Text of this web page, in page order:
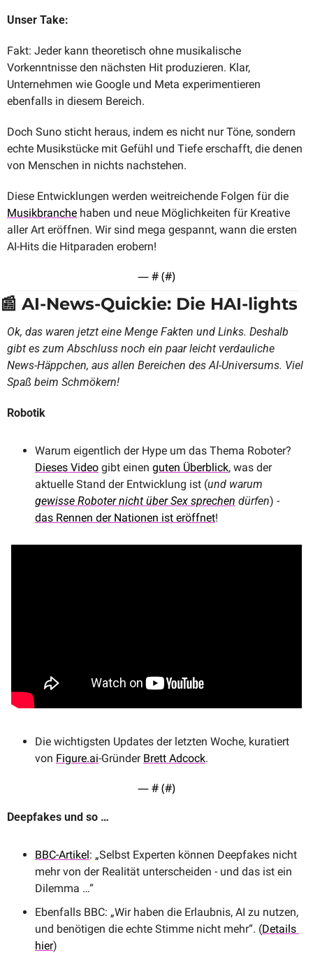
Unser Take:
Fakt: Jeder kann theoretisch ohne musikalische
Vorkenntnisse den nächsten Hit produzieren. Klar,
Unternehmen wie Google und Meta experimentieren
ebenfalls in diesem Bereich.
Doch Suno sticht heraus, indem es nicht nur Töne, sondern
echte Musikstücke mit Gefühl und Tiefe erschafft, die denen
von Menschen in nichts nachstehen.
Musikbranche haben und neue Möglichkeiten für Kreative
aller Art eröffnen. Wir sind mega gespannt, wann die ersten
AI-Hits die Hitparaden erobern!
— # (#)
📰 AI-News-Quickie: Die HAI-lights
Ok, das waren jetzt eine Menge Fakten und Links. Deshalb
gibt es zum Abschluss noch ein paar leicht verdauliche
News-Häppchen, aus allen Bereichen des AI-Universums. Viel
Spaß beim Schmökern!
Robotik
Dieses Video gibt einen guten Überblick, was der
aktuelle Stand der Entwicklung ist (
gewisse Roboter nicht über Sex sprechen dürfen
das Rennen der Nationen ist eröffnet!
Die wichtigsten Updates der letzten Woche, kuratiert
von Figure.ai-Gründer Brett Adcock.
— # (#)
Deepfakes und so …
BBC-Artikel: „Selbst Experten können Deepfakes nicht
mehr von der Realität unterscheiden - und das ist ein
Dilemma …“
Ebenfalls BBC: „Wir haben die Erlaubnis, AI zu nutzen,
und benötigen die echte Stimme nicht mehr“. (Details
hier)